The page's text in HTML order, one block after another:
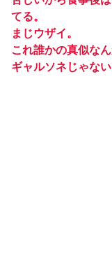
てる。
まじウザイ。
これ誰かの真似な
ギャルソネじゃな